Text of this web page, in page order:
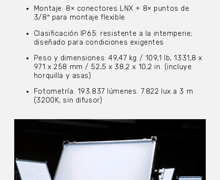
Montaje: 8× conectores LNX + 8× puntos de
3/8″ para montaje flexible
Clasificación IP65: resistente a la intemperie;
diseñado para condiciones exigentes
Peso y dimensiones: 49,47 kg / 109,1 lb, 1331,8 x
971 x 258 mm / 52,5 x 38,2 x 10,2 in. (incluye
horquilla y asas)
Fotometría: 193.837 lúmenes. 7.822 lux a 3 m
(3200K, sin difusor)